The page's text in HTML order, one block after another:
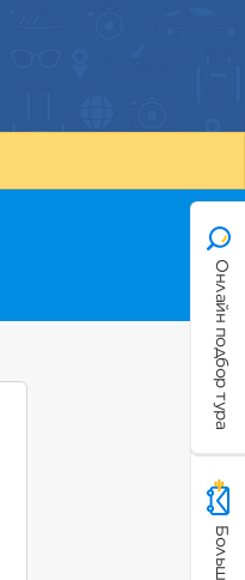
Онлайн подбор тура